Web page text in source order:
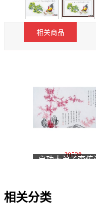
相关商品
启功大弟子李传
20520
相关分类